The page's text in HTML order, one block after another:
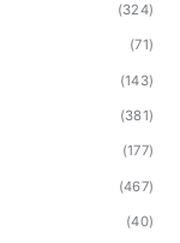
(324)
(71)
(143)
(381)
(177)
(467)
(40)